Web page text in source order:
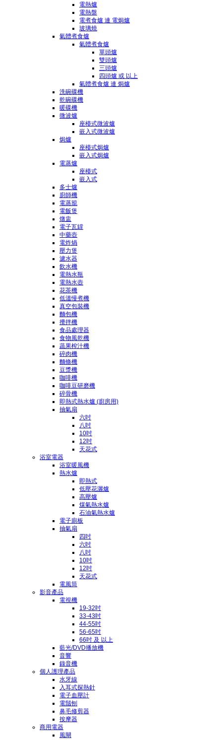
電熱爐
電熱盤
電煮食爐 連 電焗爐
玻璃燒
氣體煮食爐
氣體煮食爐
單頭爐
雙頭爐
三頭爐
四頭爐 或 以上
氣體煮食爐 連 焗爐
洗碗碟機
乾碗碟機
暖碟機
微波爐
座檯式微波爐
嵌入式微波爐
焗爐
座檯式焗爐
嵌入式焗爐
電蒸爐
座檯式
嵌入式
多士爐
廚師機
電蒸籠
電飯煲
燉盅
電子瓦罉
中藥壺
電炸煱
壓力煲
濾水器
飲水機
電熱水瓶
電熱水壺
花茶機
低溫慢煮機
真空包裝機
麵包機
攪拌機
食品處理器
食物風乾機
蔬果榨汁機
碎肉機
麵條機
豆漿機
咖啡機
咖啡豆研磨機
碎骨機
即熱式熱水爐 (廚房用)
抽氣扇
六吋
八吋
10吋
12吋
天花式
浴室電器
浴室暖風機
熱水爐
即熱式
低壓花灑爐
高壓爐
煤氣熱水爐
石油氣熱水爐
電子廁板
抽氣扇
四吋
六吋
八吋
10吋
12吋
天花式
電風筒
影音產品
電視機
19-32吋
33-43吋
44-55吋
56-65吋
66吋 及 以上
藍光/DVD播放機
音響
錄音機
個人護理產品
水牙線
入耳式探熱針
電子血壓計
電鬚刨
鼻毛修剪器
按摩器
商用電器
風閘